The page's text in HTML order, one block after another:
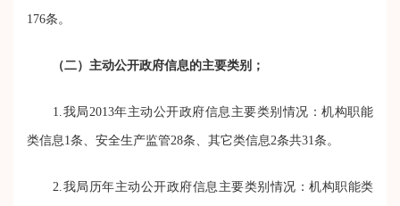
176条。
（二）主动公开政府信息的主要类别；
1. 我局 2013年主动公开政府信息主要类别情况：机构职能
类信息 1条、安全生产监管28条、其它类信息 2条共31条。
2. 我局历年主动公开政府信息主要类别情况：机构职能类